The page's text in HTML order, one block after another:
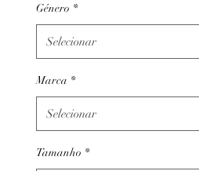
Género *
Selecionar
Marca *
Selecionar
Tamanho *